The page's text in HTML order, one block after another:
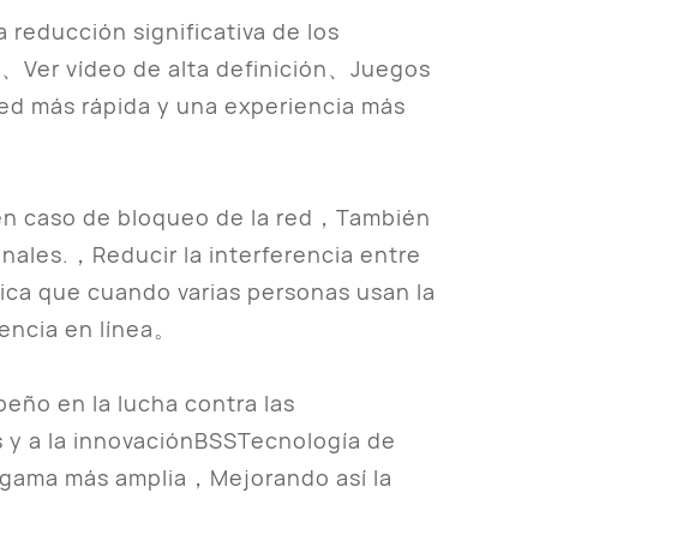
reducción significativa de los
Ver vídeo de alta definición、Juegos
más rápida y una experiencia más
caso de bloqueo de la red，También
，Reducir la interferencia entre
que cuando varias personas usan la
en línea。
en la lucha contra las
a la innovaciónBSSTecnología de
más amplia，Mejorando así la